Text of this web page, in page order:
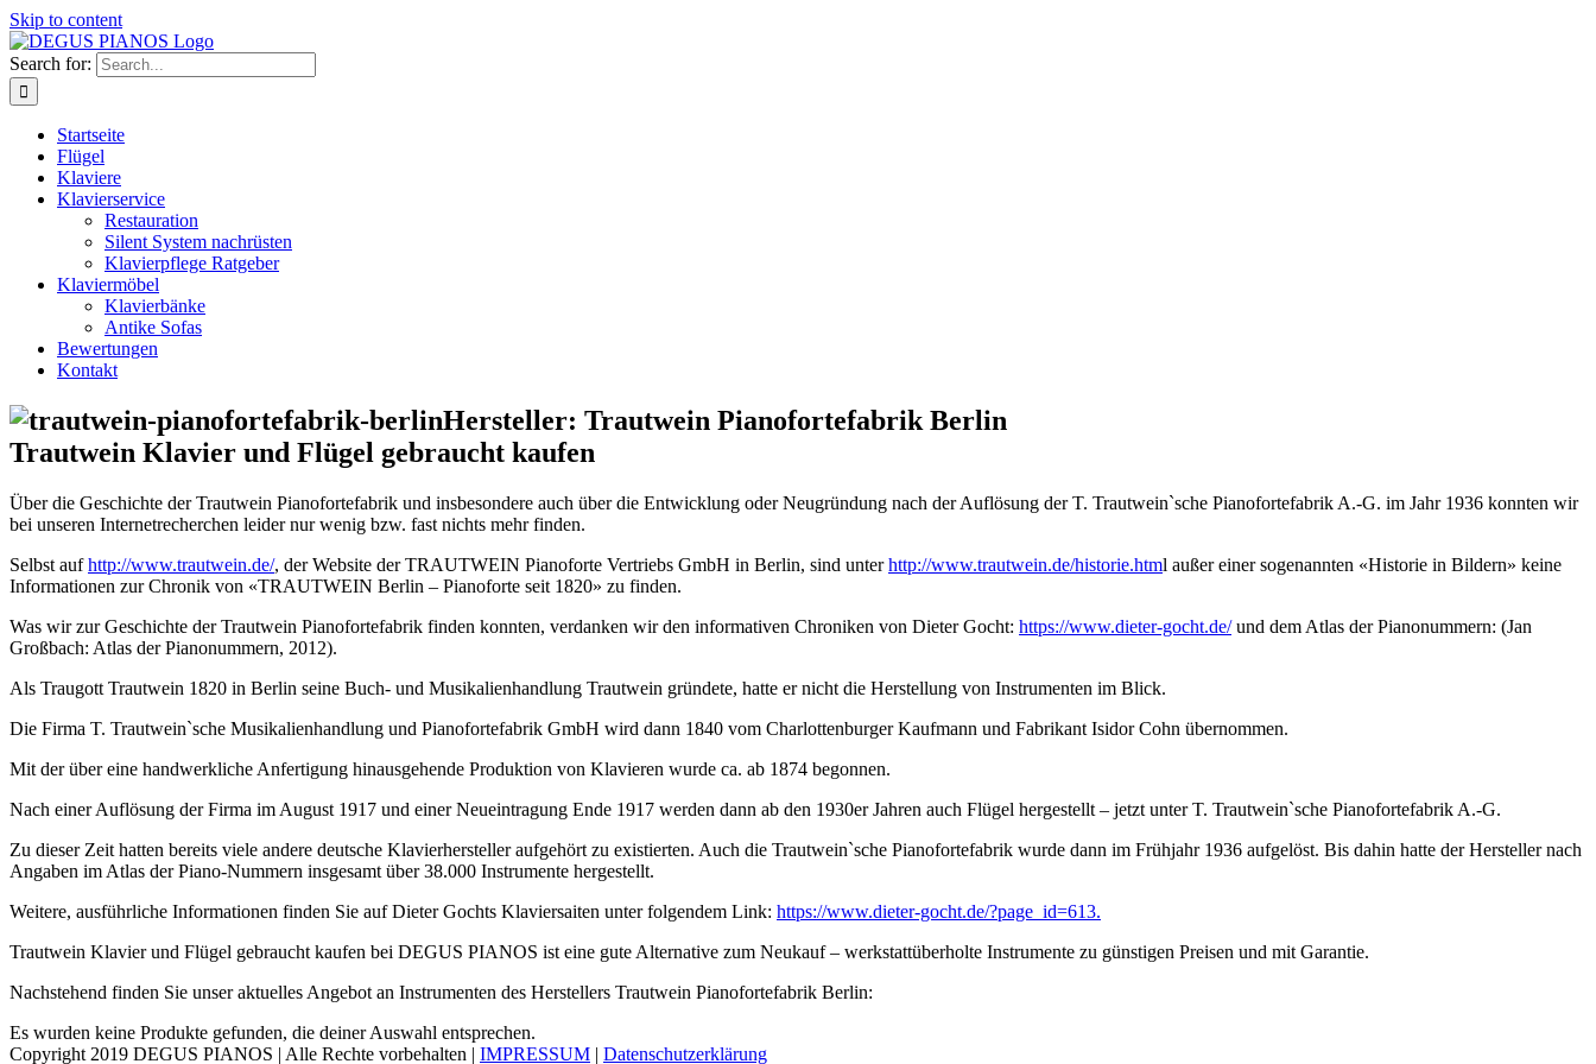
Skip to content
Search for:
Startseite
Flügel
Klaviere
Klavierservice
Restauration
Silent System nachrüsten
Klavierpflege Ratgeber
Klaviermöbel
Klavierbänke
Antike Sofas
Bewertungen
Kontakt
Hersteller: Trautwein Pianofortefabrik Berlin
Trautwein Klavier und Flügel gebraucht kaufen
Über die Geschichte der Trautwein Pianofortefabrik und insbesondere auch über die Entwicklung oder Neugründung nach der Auflösung der T. Trautwein`sche Pianofortefabrik A.-G. im Jahr 1936 konnten wir
bei unseren Internetrecherchen leider nur wenig bzw. fast nichts mehr finden.
Selbst aufhttp://www.trautwein.de/, der Website der TRAUTWEIN Pianoforte Vertriebs GmbH in Berlin, sind unterhttp://www.trautwein.de/historie.html außer einer sogenannten «Historie in Bildern» keine
Informationen zur Chronik von «TRAUTWEIN Berlin – Pianoforte seit 1820» zu finden.
Was wir zur Geschichte der Trautwein Pianofortefabrik finden konnten, verdanken wir den informativen Chroniken von Dieter Gocht: https://www.dieter-gocht.de/und dem Atlas der Pianonummern: (Jan
Großbach: Atlas der Pianonummern, 2012).
Als Traugott Trautwein 1820 in Berlin seine Buch- und Musikalienhandlung Trautwein gründete, hatte er nicht die Herstellung von Instrumenten im Blick.
Die Firma T. Trautwein`sche Musikalienhandlung und Pianofortefabrik GmbH wird dann 1840 vom Charlottenburger Kaufmann und Fabrikant Isidor Cohn übernommen.
Mit der über eine handwerkliche Anfertigung hinausgehende Produktion von Klavieren wurde ca. ab 1874 begonnen.
Nach einer Auflösung der Firma im August 1917 und einer Neueintragung Ende 1917 werden dann ab den 1930er Jahren auch Flügel hergestellt – jetzt unter T. Trautwein`sche Pianofortefabrik A.-G.
Zu dieser Zeit hatten bereits viele andere deutsche Klavierhersteller aufgehört zu existierten. Auch die Trautwein`sche Pianofortefabrik wurde dann im Frühjahr 1936 aufgelöst. Bis dahin hatte der Hersteller nach
Angaben im Atlas der Piano-Nummern insgesamt über 38.000 Instrumente hergestellt.
Weitere, ausführliche Informationen finden Sie auf Dieter Gochts Klaviersaiten unter folgendem Link: https://www.dieter-gocht.de/?page_id=613.
Trautwein Klavier und Flügel gebraucht kaufen bei DEGUS PIANOS ist eine gute Alternative zum Neukauf – werkstattüberholte Instrumente zu günstigen Preisen und mit Garantie.
Nachstehend finden Sie unser aktuelles Angebot an Instrumenten des Herstellers Trautwein Pianofortefabrik Berlin:
Es wurden keine Produkte gefunden, die deiner Auswahl entsprechen.
Copyright 2019 DEGUS PIANOS | Alle Rechte vorbehalten | IMPRESSUM | Datenschutzerklärung